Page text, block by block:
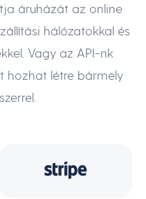
áruházát az online
hálózatokkal és
Vagy az API-nk
hozhat létre bármely